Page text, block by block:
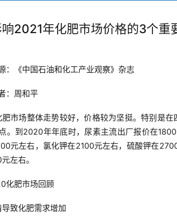
2021年化肥市场价格的3个重
：《中国石油和化工产业观察》杂志
： 周和平
市场整体走势较好，价格较为坚挺。特别是
。到2020年年底时，尿素主流出厂报价在
元左右，氯化钾在2100元左右，硫酸钾在
左右。
化肥市场回顾
导致化肥需求增加